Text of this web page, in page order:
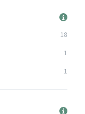
18
1
1